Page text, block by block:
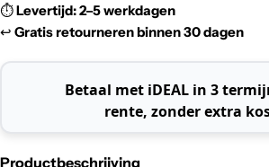
⏱️Levertijd: 2–5 werkdagen
↩️ Gratis retourneren binnen 30 dagen
Betaal met iDEAL in 3
rente, zonder extra
Productbeschrijving